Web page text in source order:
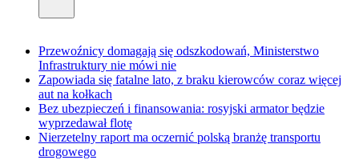
Przewoźnicy domagają się odszkodowań, Ministerstwo
Infrastruktury nie mówi nie
Zapowiada się fatalne lato, z braku kierowców coraz więcej
aut na kołkach
Bez ubezpieczeń i finansowania: rosyjski armator będzie
wyprzedawał flotę
Nierzetelny raport ma oczernić polską branżę transportu
drogowego